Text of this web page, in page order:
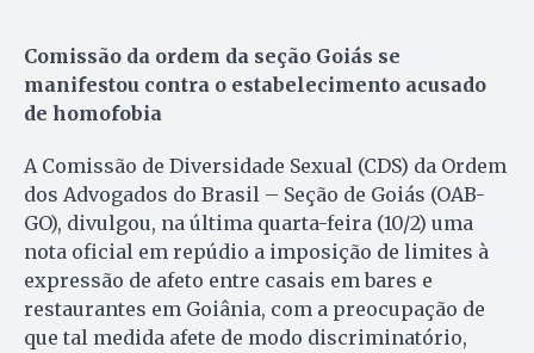
Comissão da ordem da seção Goiás se
manifestou contra o estabelecimento acusado
de homofobia
A Comissão de Diversidade Sexual (CDS) da Ordem
dos Advogados do Brasil – Seção de Goiás (OAB-
GO), divulgou, na última quarta-feira (10/2) uma
nota oficial em repúdio a imposição de limites à
expressão de afeto entre casais em bares e
restaurantes em Goiânia, com a preocupação de
que tal medida afete de modo discriminatório,